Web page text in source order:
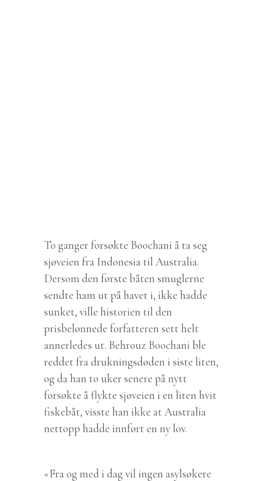
To ganger forsøkte Boochani å ta seg
sjøveien fra Indonesia til Australia.
Dersom den første båten smuglerne
sendte ham ut på havet i, ikke hadde
sunket, ville historien til den
prisbelønnede forfatteren sett helt
annerledes ut. Behrouz Boochani ble
reddet fra drukningsdøden i siste liten,
og da han to uker senere på nytt
forsøkte å flykte sjøveien i en liten hvit
fiskebåt, visste han ikke at Australia
nettopp hadde innført en ny lov.
«Fra og med i dag vil ingen asylsøkere